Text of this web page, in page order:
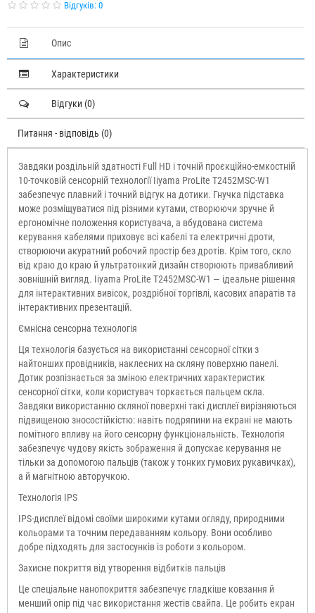
Відгуків: 0
Опис
Характеристики
Відгуки (0)
Питання - відповідь (0)
Завдяки роздільній здатності Full HD і точній проєкційно-емкостній
10-точковій сенсорній технології Iiyama ProLite T2452MSC-W1
забезпечує плавний і точний відгук на дотики. Гнучка підставка
може розміщуватися під різними кутами, створюючи зручне й
ергономічне положення користувача, а вбудована система
керування кабелями приховує всі кабелі та електричні дроти,
створюючи акуратний робочий простір без дротів. Крім того, скло
від краю до краю й ультратонкий дизайн створюють привабливий
зовнішній вигляд. Iiyama ProLite T2452MSC-W1 — ідеальне рішення
для інтерактивних вивісок, роздрібної торгівлі, касових апаратів та
інтерактивних презентацій.
Ємнісна сенсорна технологія
Ця технологія базується на використанні сенсорної сітки з
найтонших провідників, наклеєних на скляну поверхню панелі.
Дотик розпізнається за зміною електричних характеристик
сенсорної сітки, коли користувач торкається пальцем скла.
Завдяки використанню скляної поверхні такі дисплеї вирізняються
підвищеною зносостійкістю: навіть подряпини на екрані не мають
помітного впливу на його сенсорну функціональність. Технологія
забезпечує чудову якість зображення й допускає керування не
тільки за допомогою пальців (також у тонких гумових рукавичках),
а й магнітною авторучкою.
Технологія IPS
IPS-дисплеї відомі своїми широкими кутами огляду, природними
кольорами та точним передаванням кольору. Вони особливо
добре підходять для застосунків із роботи з кольором.
Захисне покриття від утворення відбитків пальців
Це спеціальне нанопокриття забезпечує гладкіше ковзання й
менший опір під час використання жестів свайпа. Це робить екран